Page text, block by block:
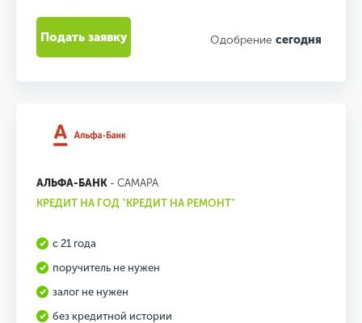
Одобрение сегодня
Подать заявку
АЛЬФА-БАНК - САМАРА
КРЕДИТ НА ГОД "КРЕДИТ НА РЕМОНТ"
с 21 года
поручитель не нужен
залог не нужен
без кредитной истории